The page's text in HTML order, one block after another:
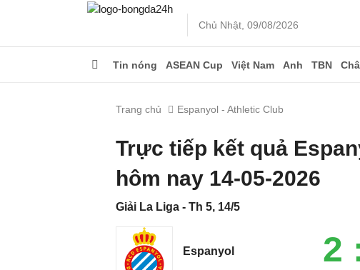
Chủ Nhật, 09/08/2026
Tin nóng ASEAN Cup Việt Nam Anh TBN
Trang chủ Espanyol - Athletic Club
Trực tiếp kết quả
hôm nay 14-05-2026
Giải La Liga - Th 5, 14/5
Espanyol 2